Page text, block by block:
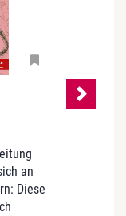
an
Diese